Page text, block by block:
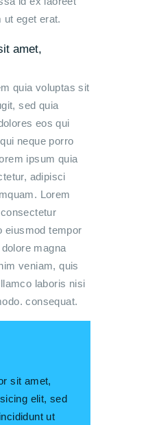
ut eget erat.
amet,
quia voluptas sit
sed quia
eos qui
neque porro
ipsum quia
adipisci
Lorem
eiusmod tempor
magna
veniam, quis
laboris nisi
consequat.
sit amet,
elit, sed
ut